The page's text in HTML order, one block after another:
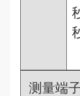
测量端